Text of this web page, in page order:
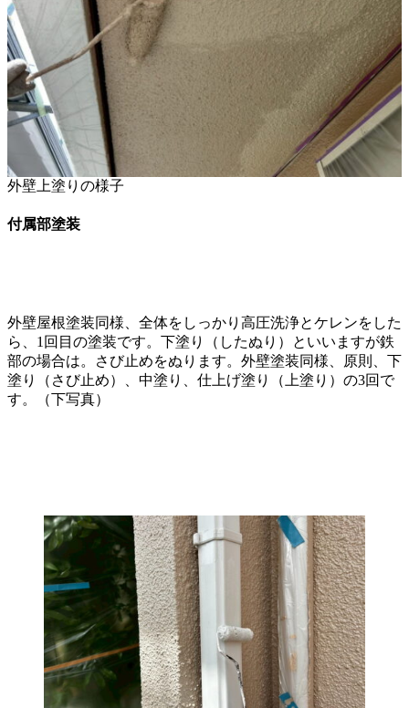
外壁上塗りの様子
付属部塗装
外壁屋根塗装同様、全体をしっかり高圧洗浄とケレンをした
ら、1回目の塗装です。下塗り（したぬり）といいますが鉄
部の場合は。さび止めをぬります。外壁塗装同様、原則、下
塗り（さび止め）、中塗り、仕上げ塗り（上塗り）の3回で
す。（下写真）